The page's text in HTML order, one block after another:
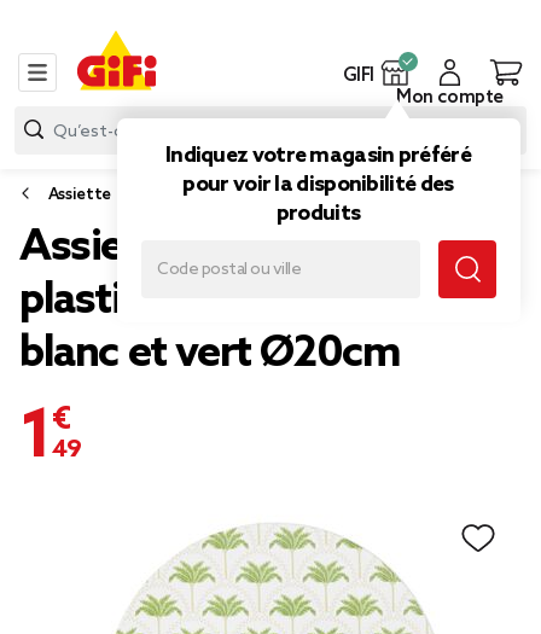
GIFI
Indiquez votre magasin préféré
pour voir la disponibilité des
produits
Mon compte
Assiette
Assiette à dessert ronde
plastique motif palmier
blanc et vert Ø20cm
1,49 €